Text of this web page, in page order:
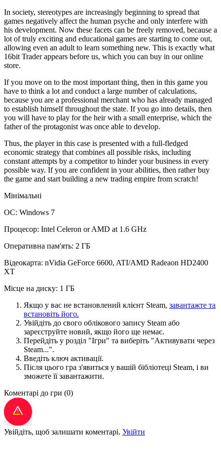
In society, stereotypes are increasingly beginning to spread that
games negatively affect the human psyche and only interfere with
his development. Now these facets can be freely removed, because a
lot of truly exciting and educational games are starting to come out,
allowing even an adult to learn something new. This is exactly what
16bit Trader appears before us, which you can buy in our online
store.
If you move on to the most important thing, then in this game you
have to think a lot and conduct a large number of calculations,
because you are a professional merchant who has already managed
to establish himself throughout the state. If you go into details, then
you will have to play for the heir with a small enterprise, which the
father of the protagonist was once able to develop.
Thus, the player in this case is presented with a full-fledged
economic strategy that combines all possible risks, including
constant attempts by a competitor to hinder your business in every
possible way. If you are confident in your abilities, then rather buy
the game and start building a new trading empire from scratch!
Мінімальні
ОС: Windows 7
Процесор: Intel Celeron or AMD at 1.6 GHz
Оперативна пам'ять: 2 ГБ
Відеокарта: nVidia GeForce 6600, ATI/AMD Radeaon HD2400
XT
Місце на диску: 1 ГБ
Якщо у вас не встановлений клієнт Steam, завантажте та
встановіть його.
Увійдіть до свого облікового запису Steam або
зареєструйте новий, якщо його ще немає.
Перейдіть у розділ "Ігри" та виберіть "Активувати через
Steam...".
Введіть ключ активації.
Після цього гра з'явиться у вашій бібліотеці Steam, і ви
зможете її завантажити.
Коментарі до гри (0)
Увійдіть, щоб залишати коментарі. Увійти